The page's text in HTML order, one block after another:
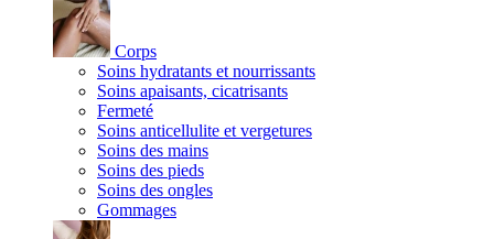
Corps
Soins hydratants et nourrissants
Soins apaisants, cicatrisants
Fermeté
Soins anticellulite et vergetures
Soins des mains
Soins des pieds
Soins des ongles
Gommages